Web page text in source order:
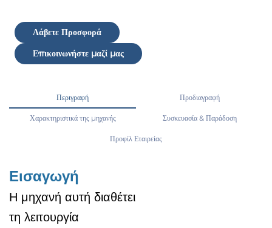
Λάβετε Προσφορά
Επικοινωνήστε μαζί μας
Περιγραφή Προδιαγραφή
Χαρακτηριστικά της μηχανής Συσκευασία & Παράδοση
Προφίλ Εταιρείας
Εισαγωγή
Η μηχανή αυτή διαθέτει
τη λειτουργία